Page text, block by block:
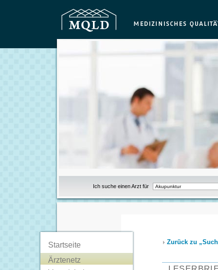
Ich suche einen Arzt für
Startseite
Ärztenetz
Zurück zu